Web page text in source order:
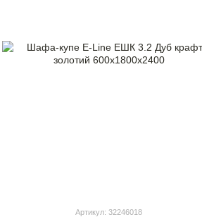
Артикул: 32246018